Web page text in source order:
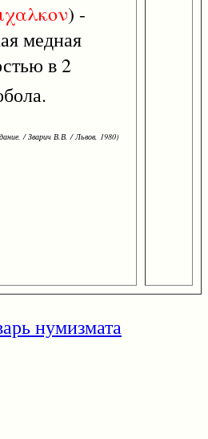
) -
медная
в 2
/ Зварич В.В. / Львов, 1980)
нумизмата